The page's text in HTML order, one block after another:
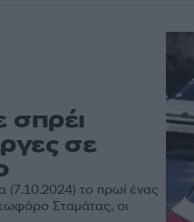
σπρέι
σε
(7.10.2024) το πρωί ένας
Σταμάτας, οι